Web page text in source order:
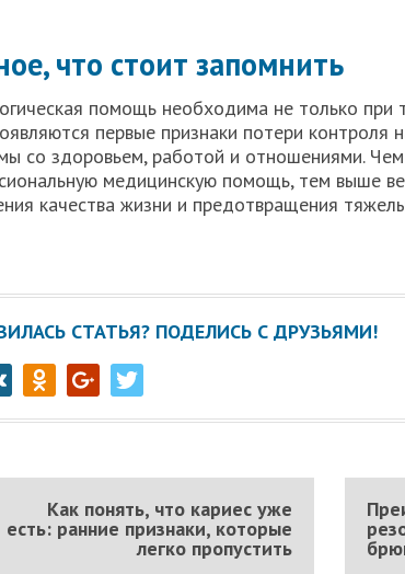
что стоит запомнить
помощь необходима не только при
первые признаки потери контроля
со здоровьем, работой и отношениями.
медицинскую помощь, тем выше
качества жизни и предотвращения
СТАТЬЯ? ПОДЕЛИСЬ С ДРУЗЬЯМИ!
Как понять, что кариес уже
есть: ранние признаки, которые
легко пропустить